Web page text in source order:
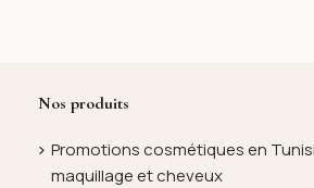
Nos produits
Promotions cosmétiques en
maquillage et cheveux